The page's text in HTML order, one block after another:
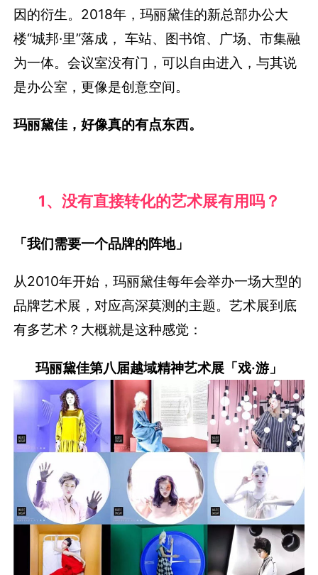
因的衍生。2018年，玛丽黛佳的新总部办公大
楼“城邦·里”落成， 车站、图书馆、广场、市集融
为一体。会议室没有门，可以自由进入，与其说
是办公室，更像是创意空间。
玛丽黛佳，好像真的有点东西。
1、 没有直接转化的艺术展有用吗？
「我们需要一个品牌的阵地」
从2010年开始，玛丽黛佳每年会举办一场大型的
品牌艺术展，对应高深莫测的主题。艺术展到底
有多艺术？大概就是这种感觉：
玛丽黛佳第八届越域精神艺术展「戏·游」